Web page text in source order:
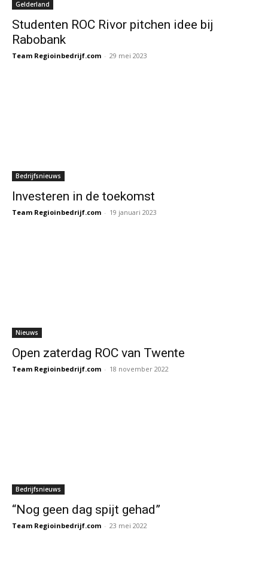
Gelderland
Studenten ROC Rivor pitchen idee bij
Rabobank
Team Regioinbedrijf.com - 29 mei 2023
Bedrijfsnieuws
Investeren in de toekomst
Team Regioinbedrijf.com - 19 januari 2023
Nieuws
Open zaterdag ROC van Twente
Team Regioinbedrijf.com - 18 november 2022
Bedrijfsnieuws
“Nog geen dag spijt gehad”
Team Regioinbedrijf.com - 23 mei 2022